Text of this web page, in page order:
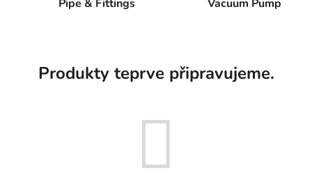
Pipe & Fittings Vacuum Pump
Produkty teprve připravujeme.